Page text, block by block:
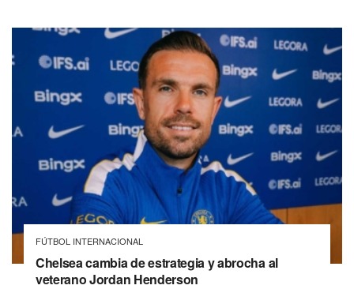
FÚTBOL INTERNACIONAL
Chelsea cambia de estrategia y abrocha al
veterano Jordan Henderson